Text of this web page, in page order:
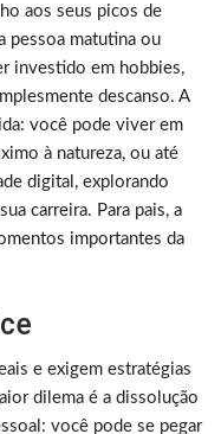
aos seus picos de
pessoa matutina ou
investido em hobbies,
descanso. A
você pode viver em
à natureza, ou até
digital, explorando
carreira. Para pais, a
importantes da
e exigem estratégias
dilema é a dissolução
você pode se pegar